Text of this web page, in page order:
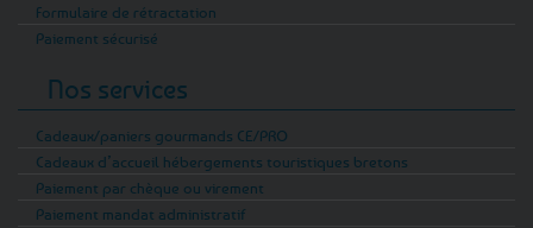
Formulaire de rétractation
Paiement sécurisé
Nos services
Cadeaux/paniers gourmands CE/PRO
Cadeaux d’accueil hébergements touristiques bretons
Paiement par chèque ou virement
Paiement mandat administratif